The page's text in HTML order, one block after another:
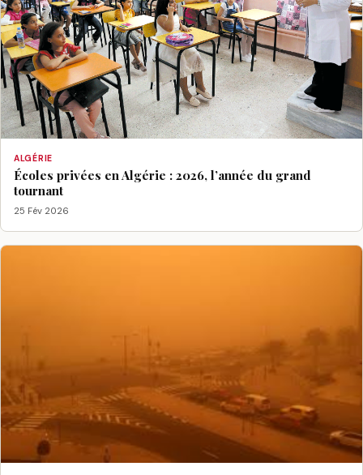
ALGÉRIE
Écoles privées en Algérie : 2026, l’année du grand
tournant
25 Fév 2026